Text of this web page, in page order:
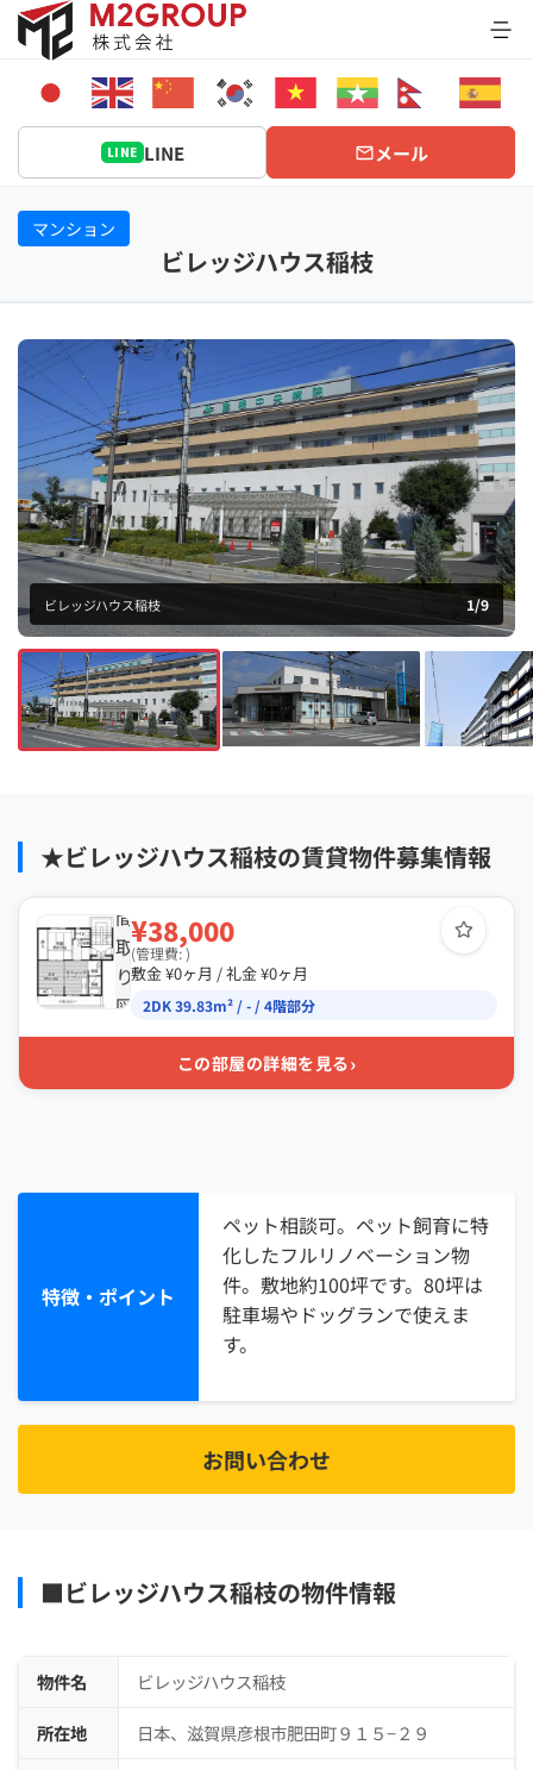
Bỏ
qua
dung
LINE LINE メール
マンション
ビレッジハウス稲枝
ビレッジハウス稲枝 1/9
特徴・ポイント
ペット相談可。ペット飼育に特
化したフルリノベーション物
件。敷地約100坪です。80坪は
駐車場やドッグランで使えま
す。
お問い合わせ
■ビレッジハウス稲枝の物件情報
物件名 ビレッジハウス稲枝
所在地 日本、滋賀県彦根市肥田町９１５−２９
★ビレッジハウス稲枝の賃貸物件募集情報
間
取
り
図
¥38,000
(管理費: )
敷金 ¥0ヶ月 / 礼金 ¥0ヶ月
2DK 39.83m² / - / 4階部分
この部屋の詳細を見る›